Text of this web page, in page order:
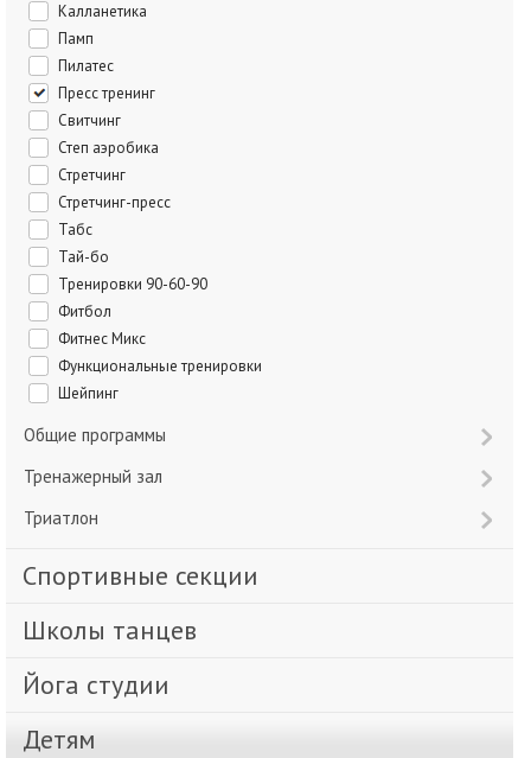
Калланетика
Памп
Пилатес
Пресс тренинг
Свитчинг
Степ аэробика
Стретчинг
Стретчинг-пресс
Табс
Тай-бо
Тренировки 90-60-90
Фитбол
Фитнес Микс
Функциональные тренировки
Шейпинг
Общие программы
Тренажерный зал
Триатлон
Спортивные секции
Школы танцев
Йога студии
Детям